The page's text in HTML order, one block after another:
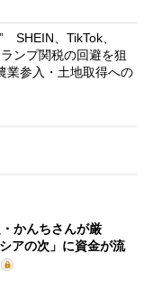
SHEIN、TikTok、
ンプ関税の回避を狙
参入・土地取得への
・かんちさんが厳
アの次」に資金が流